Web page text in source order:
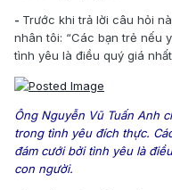
- Trước khi trả lời câu hỏi
nhân tôi: “Các bạn trẻ nếu
tình yêu là điều quý giá
Ông Nguyễn Vũ Tuấn Anh
trong tình yêu đích thực.
đám cưới bởi tình yêu là
con người.